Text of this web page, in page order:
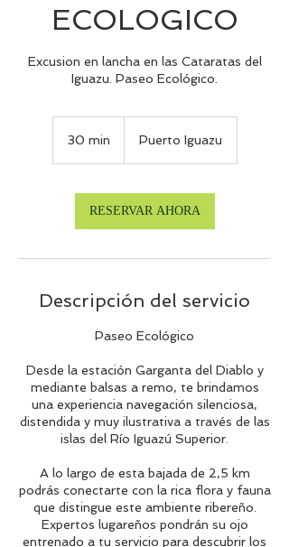
ECOLOGICO
Excusion en lancha en las Cataratas del
Iguazu. Paseo Ecológico.
30 min
m
i
Puerto Iguazu
RESERVAR AHORA
Descripción del servicio
Paseo Ecológico
Desde la estación Garganta del Diablo y
mediante balsas a remo, te brindamos
una experiencia navegación silenciosa,
distendida y muy ilustrativa a través de las
islas del Río Iguazú Superior.
A lo largo de esta bajada de 2,5 km
podrás conectarte con la rica flora y fauna
que distingue este ambiente ribereño.
Expertos lugareños pondrán su ojo
entrenado a tu servicio para descubrir los